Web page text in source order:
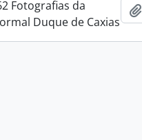
Fotografias da
Duque de Caxias